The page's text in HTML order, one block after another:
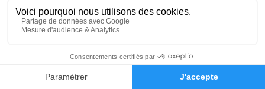
Faire-part Hommages
Déroulé des obsèques